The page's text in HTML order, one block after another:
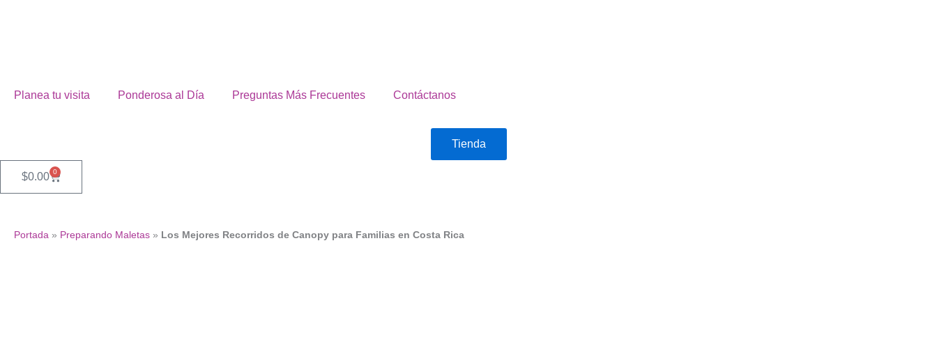
Planea tu visita
Ponderosa al Día Preguntas Más Frecuentes Contáctanos
Tienda
$0.00 0
Cart
Portada » Preparando Maletas » Los Mejores Recorridos de Canopy para Familias en Costa Rica